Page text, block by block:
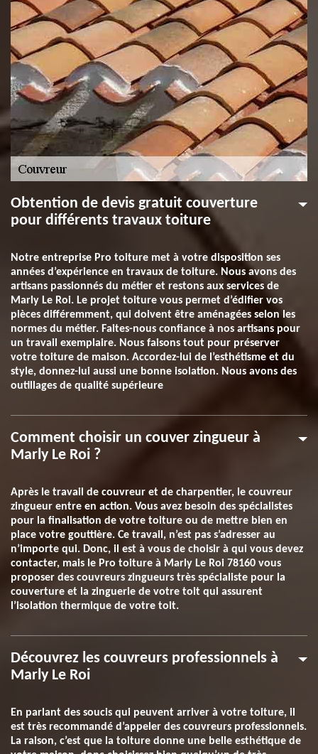
Obtention de devis gratuit couverture
pour différents travaux toiture
Notre entreprise Pro toiture met à votre disposition ses
années d’expérience en travaux de toiture. Nous avons des
artisans passionnés du métier et restons aux services de
Marly Le Roi. Le projet toiture vous permet d’édifier vos
pièces différemment, qui doivent être aménagées selon les
normes du métier. Faites-nous confiance à nos artisans pour
un travail exemplaire. Nous faisons tout pour préserver
votre toiture de maison. Accordez-lui de l’esthétisme et du
style, donnez-lui aussi une bonne isolation. Nous avons des
outillages de qualité supérieure
Comment choisir un couver zingueur à
Marly Le Roi ?
Après le travail de couvreur et de charpentier, le couvreur
zingueur entre en action. Vous avez besoin des spécialistes
pour la finalisation de votre toiture ou de mettre bien en
place votre gouttière. Ce travail, n’est pas s’adresser au
n’importe qui. Donc, il est à vous de choisir à qui vous devez
contacter, mais le Pro toiture à Marly Le Roi 78160 vous
proposer des couvreurs zingueurs très spécialiste pour la
couverture et la zinguerie de votre toit qui assurent
l’isolation thermique de votre toit.
Découvrez les couvreurs professionnels à
Marly Le Roi
En parlant des soucis qui peuvent arriver à votre toiture, il
est très recommandé d’appeler des couvreurs professionnels.
La raison, c’est que la toiture donne une belle esthétique de